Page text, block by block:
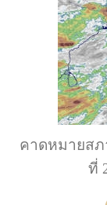
คาดหมายสภ
ที่